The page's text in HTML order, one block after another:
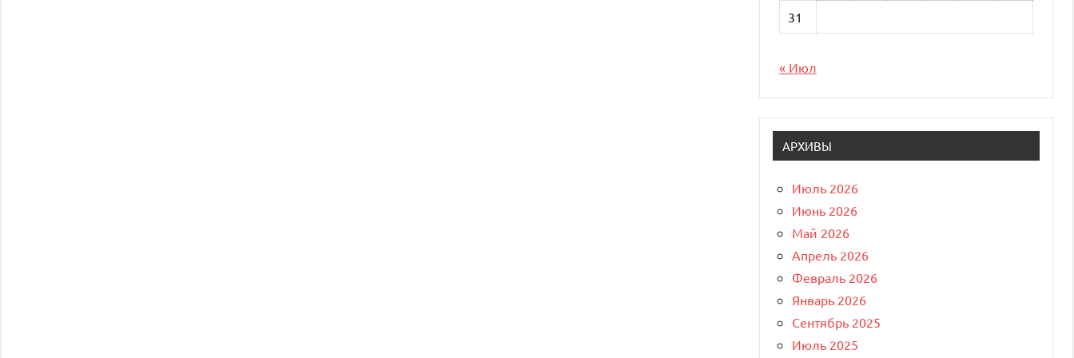
31
« Июл
АРХИВЫ
Июль 2026
Июнь 2026
Май 2026
Апрель 2026
Февраль 2026
Январь 2026
Сентябрь 2025
Июль 2025